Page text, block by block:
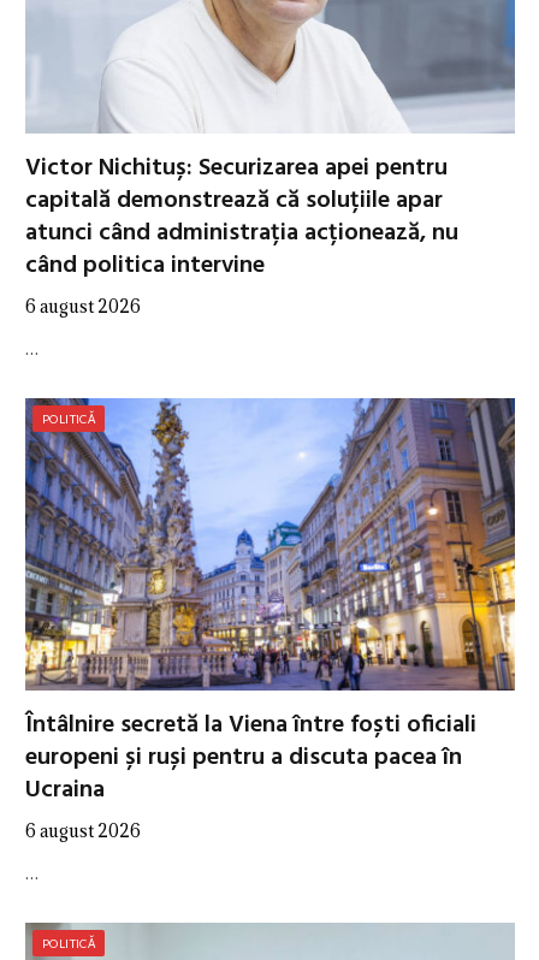
Victor Nichituș: Securizarea apei pentru
capitală demonstrează că soluțiile apar
atunci când administrația acționează, nu
când politica intervine
6 august 2026
…
POLITICĂ
Întâlnire secretă la Viena între foști oficiali
europeni și ruși pentru a discuta pacea în
Ucraina
6 august 2026
…
POLITICĂ